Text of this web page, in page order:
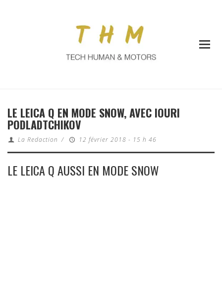
LE LEICA Q EN MODE SNOW, AVEC IOURI
PODLADTCHIKOV
La Redaction / 12 février 2018 - 15 h 46
LE LEICA Q AUSSI EN MODE SNOW